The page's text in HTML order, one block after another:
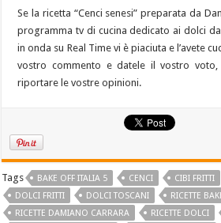
Se la ricetta “Cenci senesi” preparata da
programma tv di cucina dedicato ai dolci
in onda su Real Time vi è piaciuta e l’avete
vostro commento e datele il vostro
riportare le vostre opinioni.
Tags BAKE OFF ITALIA 5 CENCI CIBI FRITTI
DOLCI FRITTI
DOLCI TOSCANI
RICETTE
RICETTE DAMIANO CARRARA
RICETTE DOLCI